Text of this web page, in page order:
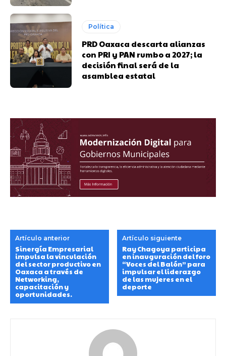
Política
PRD Oaxaca descarta alianzas
con PRI y PAN rumbo a 2027; la
decisión final será de la
asamblea estatal
Artículo anterior
Sinergía Empresarial
impulsa la vinculación
del sector productivo en
Oaxaca a través de
Networking,
capacitación y
oportunidades.
Artículo siguiente
Ray Chagoya participa
en inauguración del foro
“Voces del Balón” para
impulsar el liderazgo
de las mujeres en el
deporte